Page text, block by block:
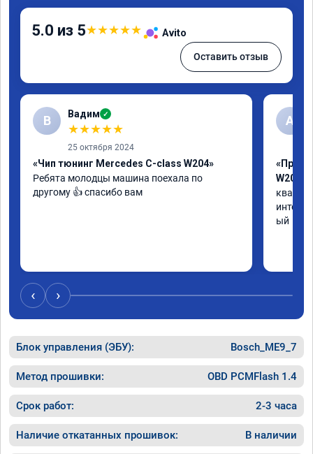
5.0 из 5★★★★★ Avito
Оставить отзыв
В Вадим ✓
★★★★★
25 октября 2024
«Чип тюнинг Mercedes C-class W204»
Ребята молодцы машина поехала по
другому 👍 спасибо вам
А
W205»
ый
‹ ›
Блок управления (ЭБУ): Bosch_ME9_7
Метод прошивки: OBD PCMFlash 1.4
Срок работ: 2-3 часа
Наличие откатанных прошивок: В наличии